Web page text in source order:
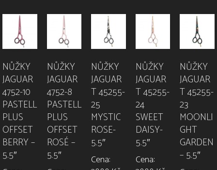
NŮŽKY
JAGUAR
4752-10
PASTELL
PLUS
OFFSET
BERRY –
5.5″
NŮŽKY
JAGUAR
4752-8
PASTELL
PLUS
OFFSET
ROSÉ –
5.5″
NŮŽKY
JAGUAR
T 45255-
25
MYSTIC
ROSE-
5.5″
Cena:
NŮŽKY
JAGUAR
T 45255-
24
SWEET
DAISY-
5.5″
Cena:
NŮŽKY
JAGUAR
T 45255-
23
MOONLI
GHT
GARDEN
– 5.5″